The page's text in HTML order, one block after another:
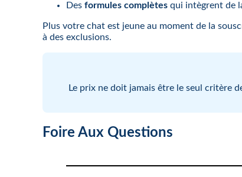
Des formules complètes qui intègrent de
Plus votre chat est jeune au moment de la
à des exclusions.
Le prix ne doit jamais être le seul critère
Foire Aux Questions